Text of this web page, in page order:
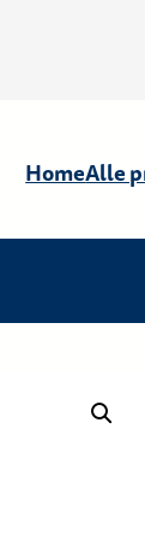
HomeAlle